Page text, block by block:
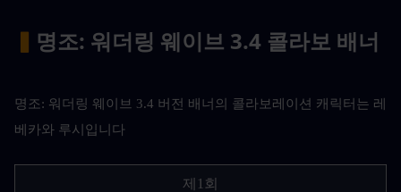
▍ 명조: 워더링 웨이브 3.4 콜라보 배너
명조: 워더링 웨이브 3.4 버전 배너의 콜라보레이션 캐릭터는 레
베카와 루시입니다
제1회